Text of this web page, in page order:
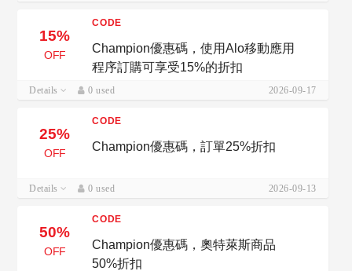
15%
OFF
CODE
Champion優惠碼，使用Alo移動應用
程序訂購可享受15%的折扣
Details 0 used 2026-09-17
25%
OFF
CODE
Champion優惠碼，訂單25%折扣
Details 0 used 2026-09-13
50%
OFF
CODE
Champion優惠碼，奧特萊斯商品
50%折扣